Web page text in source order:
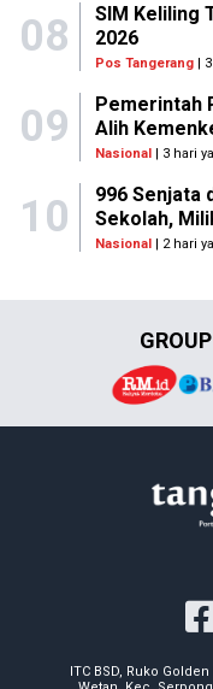
08
SIM Keliling
2026
Pos Tangerang| 3
09
Pemerintah
Alih
Nasional| 3 hari
10
996 Senjata
Sekolah,
Nasional| 2 hari
ITC BSD, Ruko